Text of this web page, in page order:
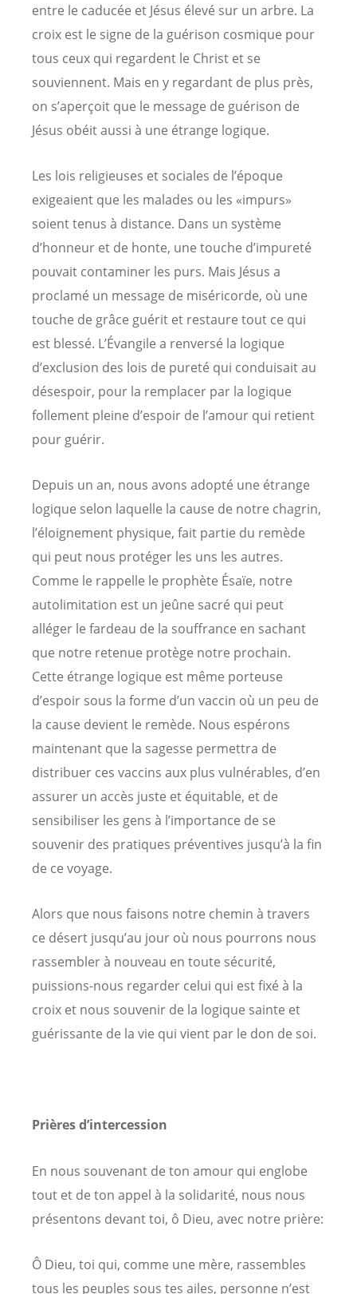
entre le caducée et Jésus élevé sur un arbre. La
croix est le signe de la guérison cosmique pour
tous ceux qui regardent le Christ et se
souviennent. Mais en y regardant de plus près,
on s’aperçoit que le message de guérison de
Jésus obéit aussi à une étrange logique.
Les lois religieuses et sociales de l’époque
exigeaient que les malades ou les «impurs»
soient tenus à distance. Dans un système
d’honneur et de honte, une touche d’impureté
pouvait contaminer les purs. Mais Jésus a
proclamé un message de miséricorde, où une
touche de grâce guérit et restaure tout ce qui
est blessé. L’Évangile a renversé la logique
d’exclusion des lois de pureté qui conduisait au
désespoir, pour la remplacer par la logique
follement pleine d’espoir de l’amour qui retient
pour guérir.
Depuis un an, nous avons adopté une étrange
logique selon laquelle la cause de notre chagrin,
l’éloignement physique, fait partie du remède
qui peut nous protéger les uns les autres.
Comme le rappelle le prophète Ésaïe, notre
autolimitation est un jeûne sacré qui peut
alléger le fardeau de la souffrance en sachant
que notre retenue protège notre prochain.
Cette étrange logique est même porteuse
d’espoir sous la forme d’un vaccin où un peu de
la cause devient le remède. Nous espérons
maintenant que la sagesse permettra de
distribuer ces vaccins aux plus vulnérables, d’en
assurer un accès juste et équitable, et de
sensibiliser les gens à l’importance de se
souvenir des pratiques préventives jusqu’à la fin
de ce voyage.
Alors que nous faisons notre chemin à travers
ce désert jusqu’au jour où nous pourrons nous
rassembler à nouveau en toute sécurité,
puissions-nous regarder celui qui est fixé à la
croix et nous souvenir de la logique sainte et
guérissante de la vie qui vient par le don de soi.
Prières d’intercession
En nous souvenant de ton amour qui englobe
tout et de ton appel à la solidarité, nous nous
présentons devant toi, ô Dieu, avec notre prière:
Ô Dieu, toi qui, comme une mère, rassembles
tous les peuples sous tes ailes, personne n’est